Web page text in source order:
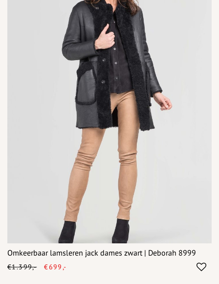
Omkeerbaar lamsleren jack dames zwart | Deborah 8999
€1.399,- €699,-